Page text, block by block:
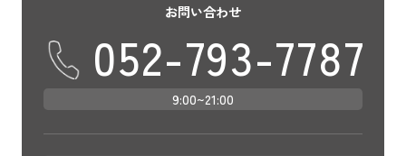
お問い合わせ
052-793-7787
9:00~21:00